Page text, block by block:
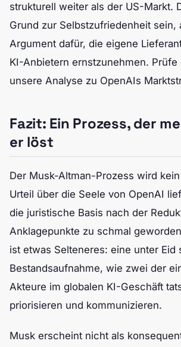
strukturell weiter als der US-Markt.
Grund zur Selbstzufriedenheit sein,
Argument dafür, die eigene
KI-Anbietern ernstzunehmen. Prüfe
unsere Analyse zu OpenAIs
Fazit: Ein Prozess, der
er löst
Der Musk-Altman-Prozess wird
Urteil über die Seele von OpenAI
die juristische Basis nach der
Anklagepunkte zu schmal
ist etwas Selteneres: eine unter Eid
Bestandsaufnahme, wie zwei der
Akteure im globalen KI-Geschäft
priorisieren und kommunizieren.
Musk erscheint nicht als